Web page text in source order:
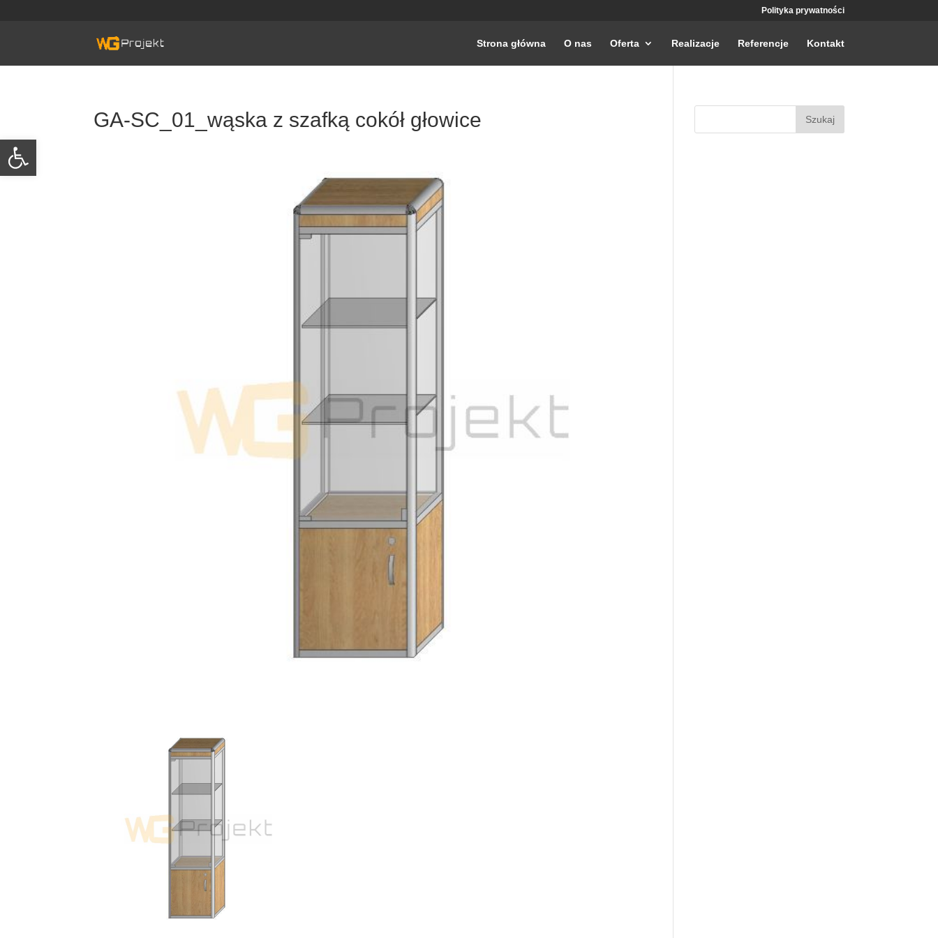
Otwórz pasek narzędzi
Polityka prywatności
Strona główna O nas Oferta Realizacje Referencje Kontakt
GA-SC_01_wąska z szafką cokół głowice Szukaj: